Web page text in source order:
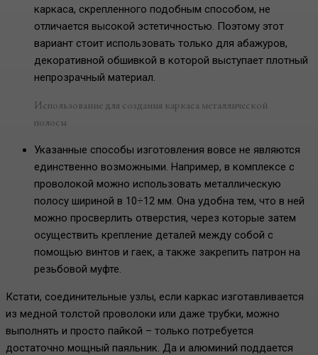
каркаса, скрепленного подобным способом, не
отличается высокой эстетичностью. Поэтому этот
вариант стоит использовать только для абажуров,
декоративной обшивкой в которой выступает плотный
непрозрачный материал.
Использование для создания каркаса металлической
полосы
Указанные способы изготовления вовсе не являются
единственно возможными. Например, в комплексе с
проволокой можно использовать металлическую
полосу шириной в 10÷12 мм. Она удобна тем, что в ней
можно просверлить отверстия, через которые затем
осуществить крепление деталей между собой с
помощью винтов и гаек, а также закрепить патрон на
резьбовой муфте.
Кстати, соединительные узлы, если каркас изготавливается
из медной толстой проволоки или даже трубки, можно
выполнять и просто пайкой – только потребуется
достаточно мощный паяльник. Да и алюминий поддается